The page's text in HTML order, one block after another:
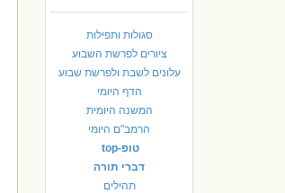
סגולות ותפילות
ציורים לפרשת השבוע
עלונים לשבת ולפרשת שבוע
הדף היומי
המשנה היומית
הרמב"ם היומי
טופ-top
דברי תורה
תהילים